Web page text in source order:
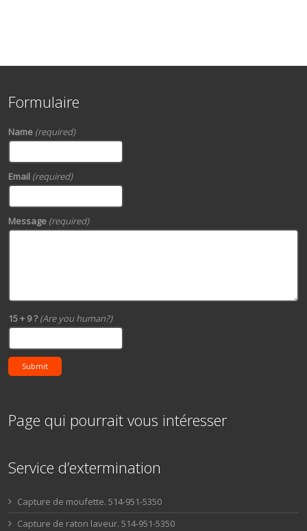
Formulaire
Name (required)
Email (required)
Message (required)
15 + 9 ?(Are you human?)
Submit
Page qui pourrait vous intéresser
Service d’extermination
Capture de moufette. 514-951-5350
Capture de raton laveur. 514-951-5350